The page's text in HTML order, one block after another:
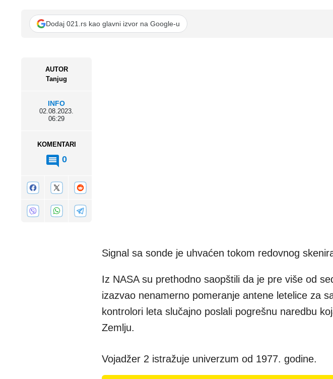
AUTOR
Tanjug
INFO
02.08.2023.
06:29
KOMENTARI
0
Dodaj 021.rs kao glavni izvor na Google-u
Signal sa sonde je uhvaćen tokom redovnog
Iz NASA su prethodno saopštili da je pre više od
izazvao nenamerno pomeranje antene letelice za
kontrolori leta slučajno poslali pogrešnu naredbu
Zemlju.
Vojadžer 2 istražuje univerzum od 1977. godine.